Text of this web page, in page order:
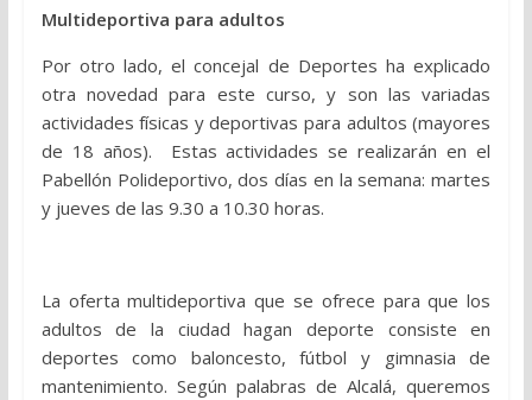
Multideportiva para adultos
Por otro lado, el concejal de Deportes ha explicado
otra novedad para este curso, y son las variadas
actividades físicas y deportivas para adultos (mayores
de 18 años). Estas actividades se realizarán en el
Pabellón Polideportivo, dos días en la semana: martes
y jueves de las 9.30 a 10.30 horas.
La oferta multideportiva que se ofrece para que los
adultos de la ciudad hagan deporte consiste en
deportes como baloncesto, fútbol y gimnasia de
mantenimiento. Según palabras de Alcalá, queremos